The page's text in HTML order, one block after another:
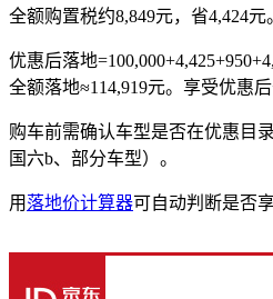
全额购置税约8,849元，省4,424元
优惠后落地
全额落地≈114,919元。享受优惠后
购车前需确认车型是否在优惠目
国六b、部分车型）。
用 落地价计算器可自动判断是否